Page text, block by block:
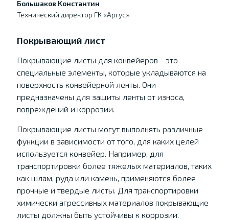
Большаков Константин
Технический директор ГК «Аргус»
Покрывающий лист
Покрывающие листы для конвейеров - это
специальные элементы, которые укладываются на
поверхность конвейерной ленты. Они
предназначены для защиты ленты от износа,
повреждений и коррозии.
Покрывающие листы могут выполнять различные
функции в зависимости от того, для каких целей
используется конвейер. Например, для
транспортировки более тяжелых материалов, таких
как шлам, руда или камень, применяются более
прочные и твердые листы. Для транспортировки
химически агрессивных материалов покрывающие
листы должны быть устойчивы к коррозии.